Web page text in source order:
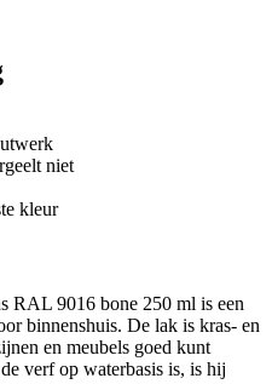
niet
kleur
RAL 9016 bone 250 ml is een
binnenshuis. De lak is kras- en
en meubels goed kunt
verf op waterbasis is, is hij